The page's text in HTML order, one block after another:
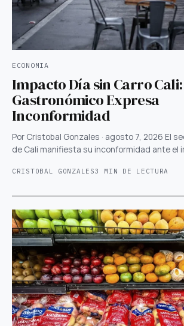
ECONOMIA
Impacto Día sin Carro
Gastronómico Expresa
Inconformidad
Por Cristobal Gonzales · agosto 7, 2026 El
de Cali manifiesta su inconformidad ante el
CRISTOBAL GONZALES3 MIN DE LECTURA